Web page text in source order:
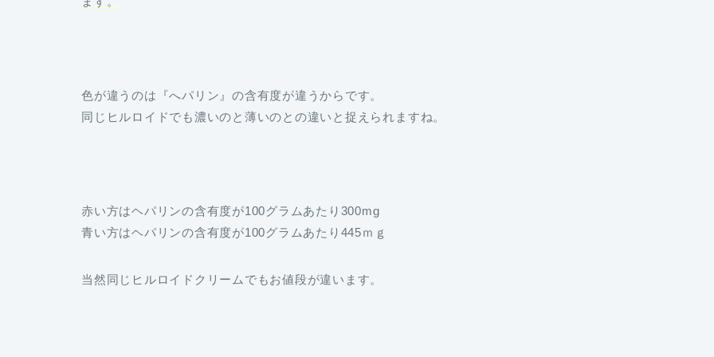
色が違うのは『へパリン』の含有度が違うからです。
同じヒルロイドでも濃いのと薄いのとの違いと捉えられますね。
赤い方はヘパリンの含有度が100グラムあたり300mg
青い方はヘパリンの含有度が100グラムあたり445ｍｇ
当然同じヒルロイドクリームでもお値段が違います。